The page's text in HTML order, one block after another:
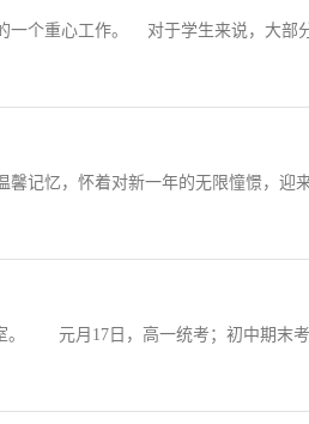
一个重心工作。 对于学生来说，大部
记忆，怀着对新一年的无限憧憬，迎
。 元月17日，高一统考；初中期末